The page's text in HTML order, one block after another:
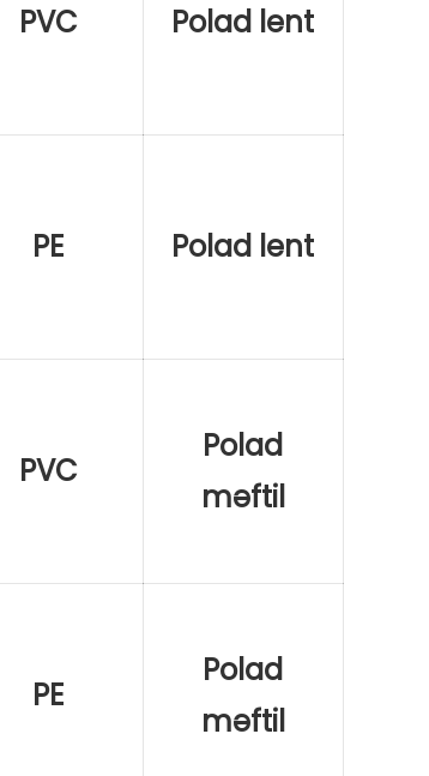
PVC Polad lent
PE Polad lent
PVC
Polad
məftil
PE
Polad
məftil